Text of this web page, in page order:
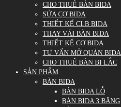
CHO THUÊ BÀN BIDA
SỬA CƠ BIDA
THIẾT KẾ CLB BIDA
THAY VẢI BÀN BIDA
THIẾT KẾ CƠ BIDA
TƯ VẤN MỞ QUÁN BIDA
CHO THUÊ BÀN BI LẮC
SẢN PHẨM
BÀN BIDA
BÀN BIDA LỖ
BÀN BIDA 3 BĂNG